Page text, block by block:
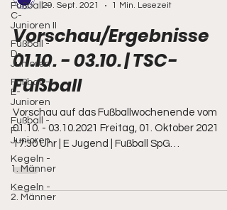
Fußball -
C-
Junioren II
Fußball -
D-
Junioren
Fußball -
E-
Junioren
Fußball -
F-
Junioren
Kegeln -
1. Männer
Kegeln -
2. Männer
29. Sept. 2021
1 Min. Lesezeit
Vorschau/Ergebnisse
01.10. - 03.10. | TSC-
Fußball
Vorschau auf das Fußballwochenende vom
01.10. - 03.10.2021 Freitag, 01. Oktober 2021
17:30 Uhr | E Jugend | Fußball SpG
Elstra/Thonberg -...